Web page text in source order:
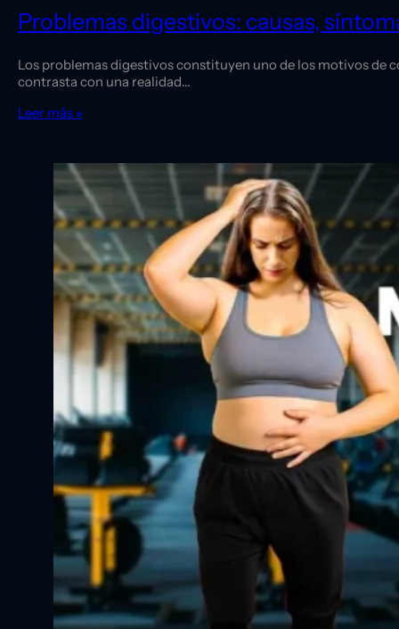
Problemas digestivos: causas,
Los problemas digestivos constituyen uno de los motivos de
contrasta con una realidad…
Leer más »